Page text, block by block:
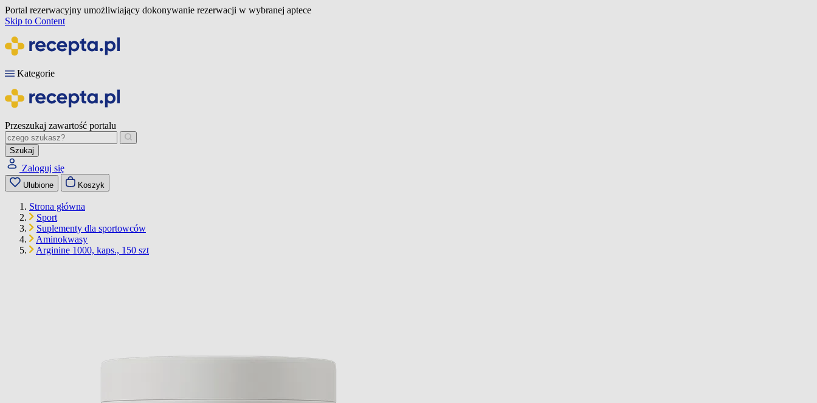
Portal rezerwacyjny umożliwiający dokonywanie rezerwacji w wybranej aptece
Skip to Content
Kategorie
Przeszukaj zawartość portalu
Szukaj
Zaloguj się
Ulubione Koszyk
Strona główna
Sport
Suplementy dla sportowców
Aminokwasy
Arginine 1000, kaps., 150 szt